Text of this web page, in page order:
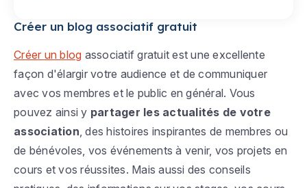
Créer un blog associatif gratuit
Créer un blog associatif gratuit est une excellente
façon d'élargir votre audience et de communiquer
avec vos membres et le public en général. Vous
pouvez ainsi y partager les actualités de votre
association, des histoires inspirantes de membres ou
de bénévoles, vos événements à venir, vos projets en
cours et vos réussites. Mais aussi des conseils